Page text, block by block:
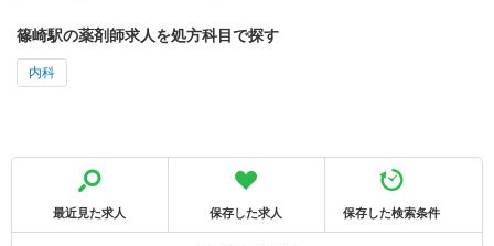
篠崎駅の薬剤師求人を処方科目で探す
内科
最近見た求人 保存した求人 保存した検索条件